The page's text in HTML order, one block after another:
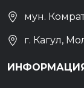
мун.
г. Кагул,